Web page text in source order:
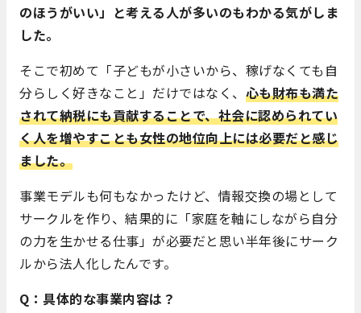
のほうがいい」と考える人が多いのもわかる気がしま
した。
そこで初めて「子どもが小さいから、稼げなくても自
分らしく好きなこと」だけではなく、 心も財布も満た
されて納税にも貢献することで、社会に認められてい
く人を増やすことも女性の地位向上には必要だと感じ
ました。
事業モデルも何もなかったけど、情報交換の場として
サークルを作り、結果的に「家庭を軸にしながら自分
の力を生かせる仕事」が必要だと思い半年後にサーク
ルから法人化したんです。
Q：具体的な事業内容は？